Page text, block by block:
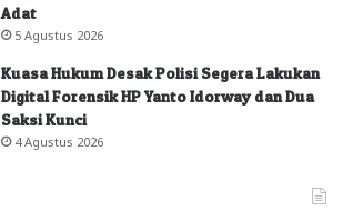
Adat
5 Agustus 2026
Kuasa Hukum Desak Polisi Segera Lakukan
Digital Forensik HP Yanto Idorway dan Dua
Saksi Kunci
4 Agustus 2026